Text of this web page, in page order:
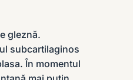
gleznă.
subcartilaginos
În momentul